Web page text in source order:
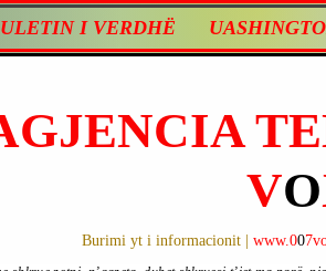
I VERDHË
VO
Burimi yt i informacionit | www.00